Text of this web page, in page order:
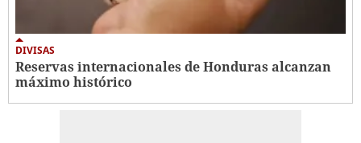
DIVISAS
Reservas internacionales de Honduras alcanzan
máximo histórico